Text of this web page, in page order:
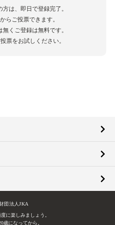
は、即日で登録完了。
らご投票できます。
くご登録は無料です。
票をお試しください。
団法人JKA
に楽しみましょう。
歳になってから。